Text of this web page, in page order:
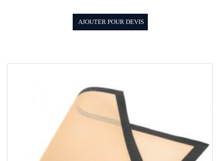
AJOUTER POUR DEVIS